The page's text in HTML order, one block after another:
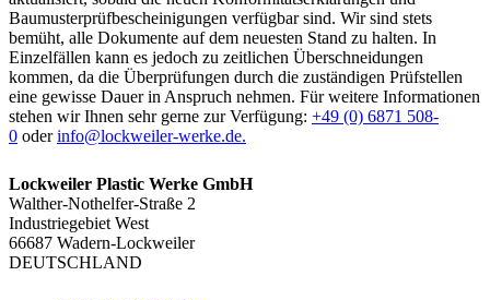
Baumusterprüfbescheinigungen verfügbar sind. Wir sind stets
bemüht, alle Dokumente auf dem neuesten Stand zu halten. In
Einzelfällen kann es jedoch zu zeitlichen Überschneidungen
kommen, da die Überprüfungen durch die zuständigen Prüfstellen
eine gewisse Dauer in Anspruch nehmen. Für weitere Informationen
stehen wir Ihnen sehr gerne zur Verfügung: +49 (0) 6871 508-
0 oderinfo@lockweiler-werke.de.
Lockweiler Plastic Werke GmbH
Walther-Nothelfer-Straße 2
Industriegebiet West
66687 Wadern-Lockweiler
DEUTSCHLAND